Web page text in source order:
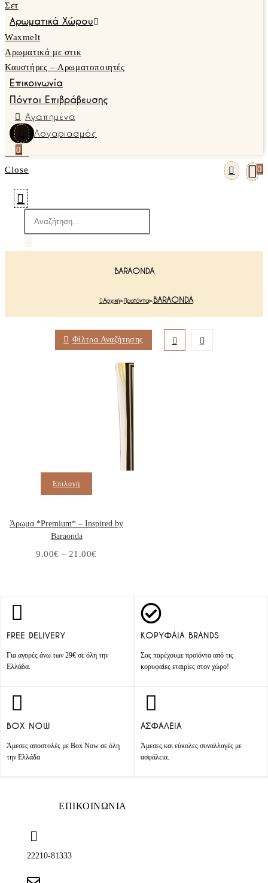
Σετ
Αρωματικά Χώρου
Waxmelt
Αρωματικά με στικ
Καυστήρες – Αρωματοποιητές
Επικοινωνία
Πόντοι Επιβράβευσης
Αγαπημένα
Λογαριασμός
0
0
Close
BARAONDA
Αρχική>Προϊόντα>BARAONDA
Φίλτρα Αναζήτησης
Επιλογή
Άρωμα *Premium* – Inspired by
Baraonda
9.00€ – 21.00€
FREE DELIVERY
Για αγορές άνω των 29€ σε όλη την
Ελλάδα.
ΚΟΡΥΦΑΙΑ BRANDS
Σας παρέχουμε προϊόντα από τις
κορυφαίες εταιρίες στον χώρο!
BOX NOW
Άμεσες αποστολές με Box Now σε όλη
την Ελλάδα
ΑΣΦΑΛΕΙΑ
Άμεσες και εύκολες συναλλαγές με
ασφάλεια.
ΕΠΙΚΟΙΝΩΝΙΑ
22210-81333